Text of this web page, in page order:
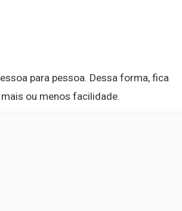
para pessoa. Dessa forma, fica
ou menos facilidade.